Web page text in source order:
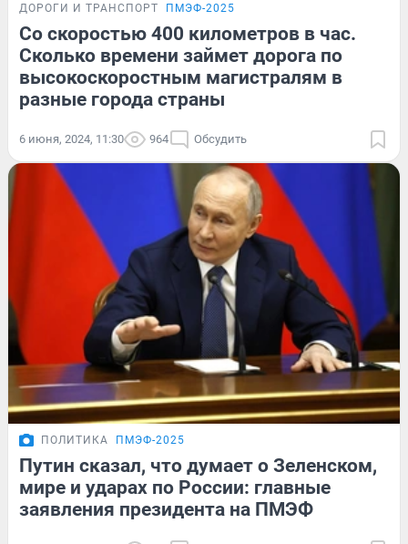
ДОРОГИ И ТРАНСПОРТ ПМЭФ-2025
Со скоростью 400 километров в час.
Сколько времени займет дорога по
высокоскоростным магистралям в
разные города страны
6 июня, 2024, 11:30 964 Обсудить
ПОЛИТИКА ПМЭФ-2025
Путин сказал, что думает о Зеленском,
мире и ударах по России: главные
заявления президента на ПМЭФ